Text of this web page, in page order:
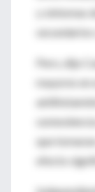
y síntomas
Pero, dijo
mayores
que
efecto